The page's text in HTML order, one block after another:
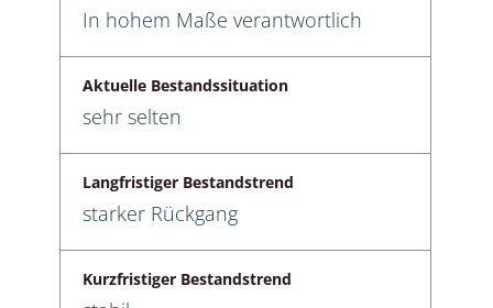
In hohem Maße verantwortlich
Aktuelle Bestandssituation
sehr selten
Langfristiger Bestandstrend
starker Rückgang
Kurzfristiger Bestandstrend